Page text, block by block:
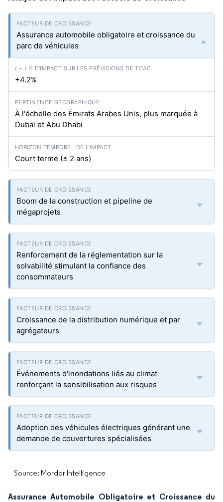
Assurance automobile obligatoire et croissance du
parc de véhicules
+4.2%
À l'échelle des Émirats Arabes Unis, plus marquée à
Dubaï et Abu Dhabi
Court terme (≤ 2 ans)
Boom de la construction et pipeline de
mégaprojets
Renforcement de la réglementation sur la
solvabilité stimulant la confiance des
consommateurs
Croissance de la distribution numérique et par
agrégateurs
Événements d'inondations liés au climat
renforçant la sensibilisation aux risques
Adoption des véhicules électriques générant une
demande de couvertures spécialisées
Source: Mordor Intelligence
Assurance Automobile Obligatoire et Croissance du